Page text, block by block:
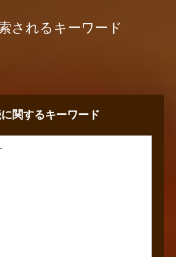
されるキーワード
関するキーワード